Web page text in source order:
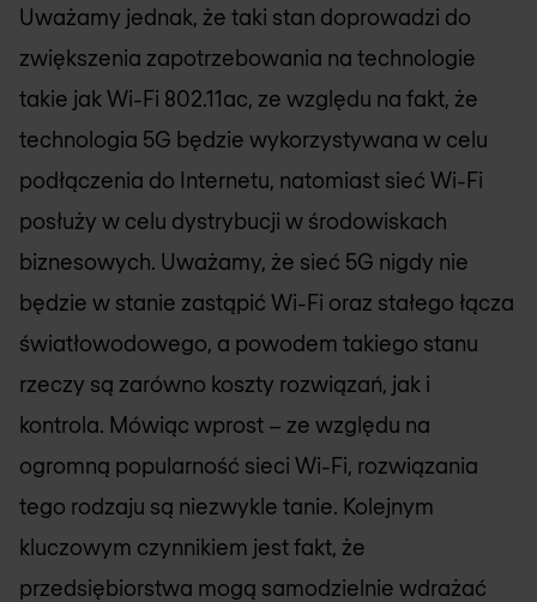
Uważamy jednak, że taki stan doprowadzi do
zwiększenia zapotrzebowania na technologie
takie jak Wi-Fi 802.11ac, ze względu na fakt, że
technologia 5G będzie wykorzystywana w celu
podłączenia do Internetu, natomiast sieć Wi-Fi
posłuży w celu dystrybucji w środowiskach
biznesowych. Uważamy, że sieć 5G nigdy nie
będzie w stanie zastąpić Wi-Fi oraz stałego łącza
światłowodowego, a powodem takiego stanu
rzeczy są zarówno koszty rozwiązań, jak i
kontrola. Mówiąc wprost – ze względu na
ogromną popularność sieci Wi-Fi, rozwiązania
tego rodzaju są niezwykle tanie. Kolejnym
kluczowym czynnikiem jest fakt, że
przedsiębiorstwa mogą samodzielnie wdrażać